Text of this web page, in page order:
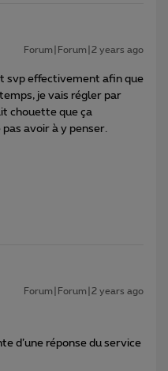
Forum|Forum|2 years ago
svp effectivement afin que
je vais régler par
chouette que ça
avoir à y penser.
Forum|Forum|2 years ago
d’une réponse du service